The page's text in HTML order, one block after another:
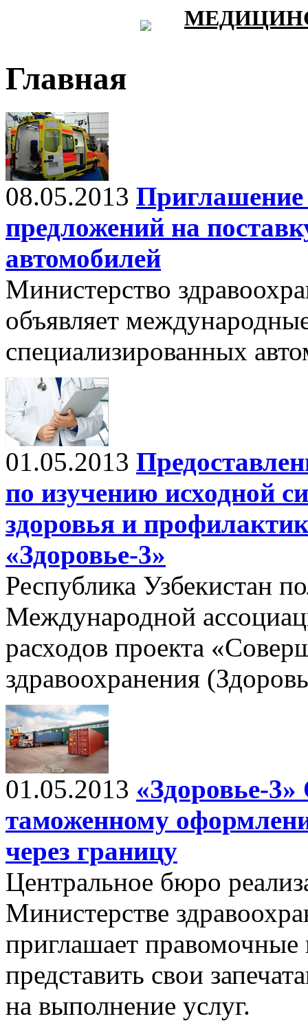
Главная
08.05.2013 Приглашение
предложений на
автомобилей
Министерство
объявляет
специализированных
01.05.2013
по изучению исходной
здоровья и
«Здоровье-3»
Республика Узбекистан
Международной
расходов проекта
здравоохранения
01.05.2013 «Здоровье-3»
таможенному
через границу
Центральное бюро
Министерстве
приглашает
представить свои
на выполнение услуг.